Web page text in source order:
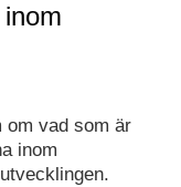
om vad som är
inom